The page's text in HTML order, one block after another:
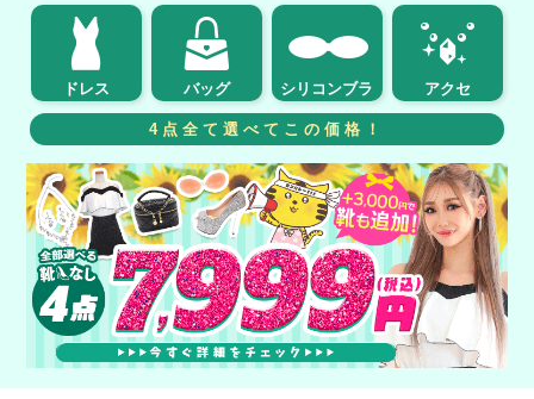
ドレス バッグ シリコンブラ アクセ
4点全て選べてこの価格！